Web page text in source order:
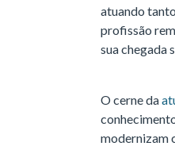
atuando
profissão
sua chegada
O cerne da
modernizam